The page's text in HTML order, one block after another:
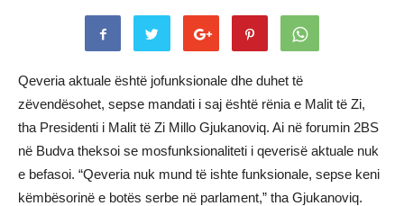
Qeveria aktuale është jofunksionale dhe duhet të
zëvendësohet, sepse mandati i saj është rënia e Malit të Zi,
tha Presidenti i Malit të Zi Millo Gjukanoviq. Ai në forumin 2BS
në Budva theksoi se mosfunksionaliteti i qeverisë aktuale nuk
e befasoi. “Qeveria nuk mund të ishte funksionale, sepse keni
këmbësorinë e botës serbe në parlament,” tha Gjukanoviq.